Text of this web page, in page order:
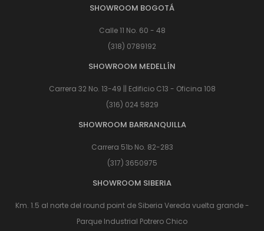
SHOWROOM BOGOTÁ
Calle 11 No. 60 - 48
(318) 0789192
SHOWROOM MEDELLÍN
Carrera 32 No. 13-49 || Edificio C13 - Oficina 108
(316) 024 5829
SHOWROOM BARRANQUILLA
Carrera 51b No. 82-283
(317) 3650975
SHOWROOM SIBERIA
Km. 1.5 al norte del round point de Siberia Vereda vuelta grande -
Parque Industrial Potrero Chico